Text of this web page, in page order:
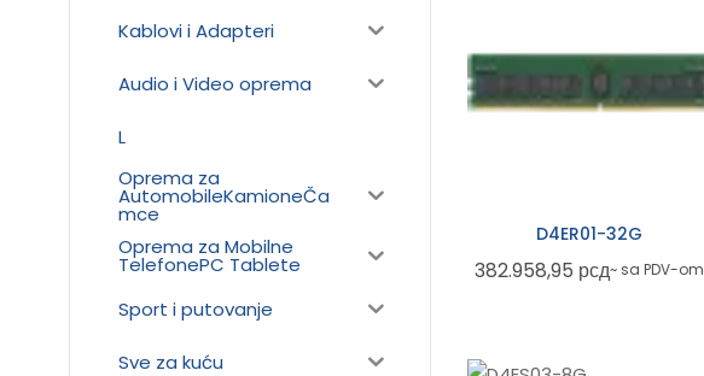
D4ER01-32G
382.958,95 рсд~ sa PDV-om
Kablovi i Adapteri
Audio i Video oprema
L
Oprema za
AutomobileKamioneČa
mce
Oprema za Mobilne
TelefonePC Tablete
Sport i putovanje
Sve za kuću